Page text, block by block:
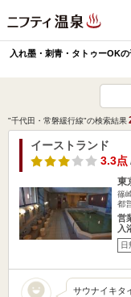
入れ墨・刺青・タトゥーOK
"千代田・常磐緩行線"の検索結果
イーストランド
3.3点
東
篠
都
営
入
日
サウナイキタ